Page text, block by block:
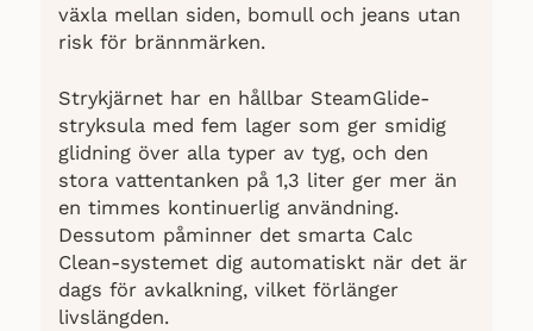
växla mellan siden, bomull och jeans utan
risk för brännmärken.
Strykjärnet har en hållbar SteamGlide-
stryksula med fem lager som ger smidig
glidning över alla typer av tyg, och den
stora vattentanken på 1,3 liter ger mer än
en timmes kontinuerlig användning.
Dessutom påminner det smarta Calc
Clean-systemet dig automatiskt när det är
dags för avkalkning, vilket förlänger
livslängden.